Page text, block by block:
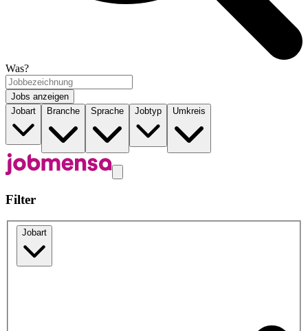
Was?
Jobs anzeigen
Jobart
Branche Sprache Jobtyp Umkreis
Filter
Jobart